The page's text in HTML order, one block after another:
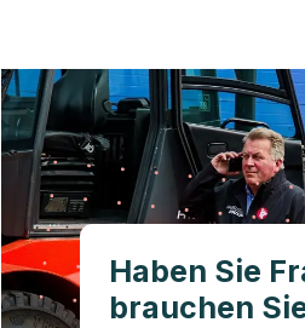
Haben Sie
brauchen